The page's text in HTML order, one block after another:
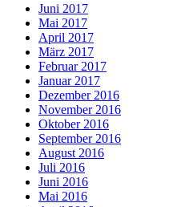
Juni 2017
Mai 2017
April 2017
März 2017
Februar 2017
Januar 2017
Dezember 2016
November 2016
Oktober 2016
September 2016
August 2016
Juli 2016
Juni 2016
Mai 2016